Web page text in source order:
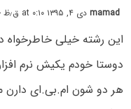
mamadدی ۴, ۱۳۹۵ at ۰:۱۰ ق٫ظ
این رشته خیلی
دوستا خودم یکیش نرم
هر دو شون ام.بی.ای دارن